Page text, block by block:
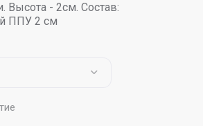
Высота - 2см. Состав:
ППУ 2 см